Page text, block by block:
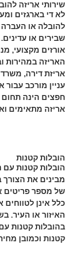
שירותי אריזה
לא די בארגזים
להובלה או העברה
שבירים או
אורזים מקצועי,
האריזה במהירות
אריזת דירה, משרד
עניין מורכב עבור
חפצים הינה תחום
אריזה מתאימים
הובלות קטנות
הובלות קטנות עם
מבינים את הצורך
של מספר פריטים
כלל אינן לטווחים
האיזור או העיר.
בהובלות קטנות
קטנות וכמובן